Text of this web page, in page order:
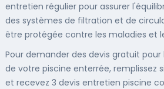
entretien régulier pour assurer
des systèmes de filtration et de
être protégée contre les maladies et
Pour demander des devis gratuit
de votre piscine enterrée,
et recevez 3 devis entretien piscine